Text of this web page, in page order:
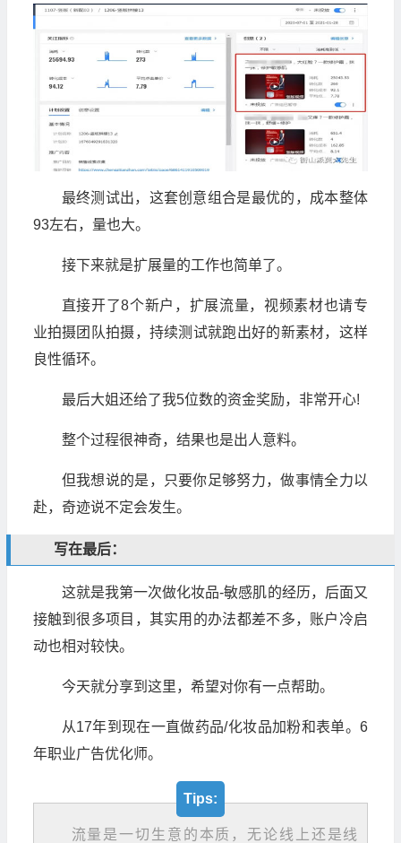
最终测试出，这套创意组合是最优的，成本整体
93左右，量也大。
接下来就是扩展量的工作也简单了。
直接开了8个新户，扩展流量，视频素材也请专
业拍摄团队拍摄，持续测试就跑出好的新素材，这样
良性循环。
最后大姐还给了我5位数的资金奖励，非常开心!
整个过程很神奇，结果也是出人意料。
但我想说的是，只要你足够努力，做事情全力以
赴，奇迹说不定会发生。
写在最后：
这就是我第一次做化妆品-敏感肌的经历，后面又
接触到很多项目，其实用的办法都差不多，账户冷启
动也相对较快。
今天就分享到这里，希望对你有一点帮助。
从17年到现在一直做药品/化妆品加粉和表单。6
年职业广告优化师。
Tips:
流量是一切生意的本质，无论线上还是线